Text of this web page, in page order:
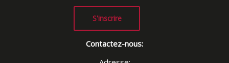
S'inscrire
Contactez-nous: